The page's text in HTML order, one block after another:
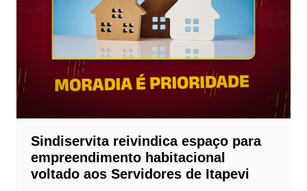
Sindiservita reivindica espaço para
empreendimento habitacional
voltado aos Servidores de Itapevi